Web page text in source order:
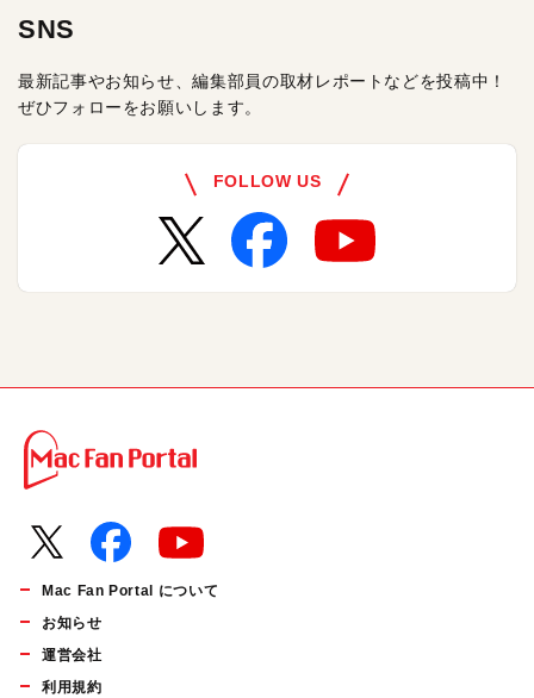
SNS
最新記事やお知らせ、編集部員の取材レポートなどを投稿中！
ぜひフォローをお願いします。
FOLLOW US
Mac Fan Portal について
お知らせ
運営会社
利用規約